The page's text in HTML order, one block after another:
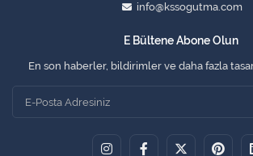
info@kssogutma.com
E Bültene Abone Olun
En son haberler, bildirimler ve daha fazla